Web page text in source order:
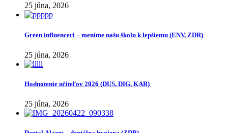
25 júna, 2026
Green influenceri – meníme našu školu k lepšiemu (ENV, ZDR)
25 júna, 2026
Hodnotenie učiteľov 2026 (DUS, DIG, KAR)
25 júna, 2026